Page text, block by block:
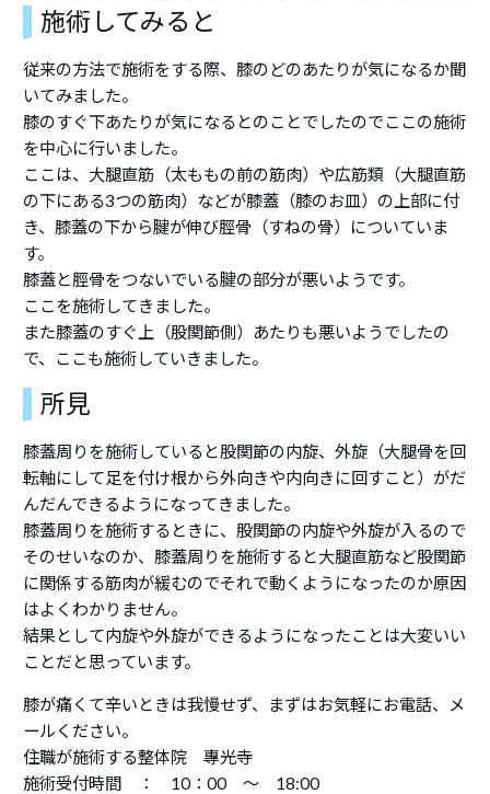
施術してみると
従来の方法で施術をする際、膝のどのあたりが気になるか聞
いてみました。
膝のすぐ下あたりが気になるとのことでしたのでここの施術
を中心に行いました。
ここは、大腿直筋（太ももの前の筋肉）や広筋類（大腿直筋
の下にある3つの筋肉）などが膝蓋（膝のお皿）の上部に付
き、膝蓋の下から腱が伸び脛骨（すねの骨）についていま
す。
膝蓋と脛骨をつないでいる腱の部分が悪いようです。
ここを施術してきました。
また膝蓋のすぐ上（股関節側）あたりも悪いようでしたの
で、ここも施術していきました。
所見
膝蓋周りを施術していると股関節の内旋、外旋（大腿骨を回
転軸にして足を付け根から外向きや内向きに回すこと）がだ
んだんできるようになってきました。
膝蓋周りを施術するときに、股関節の内旋や外旋が入るので
そのせいなのか、膝蓋周りを施術すると大腿直筋など股関節
に関係する筋肉が緩むのでそれで動くようになったのか原因
はよくわかりません。
結果として内旋や外旋ができるようになったことは大変いい
ことだと思っています。
膝が痛くて辛いときは我慢せず、まずはお気軽にお電話、メ
ールください。
住職が施術する整体院 專光寺
施術受付時間 ： 10：00 ～ 18:00